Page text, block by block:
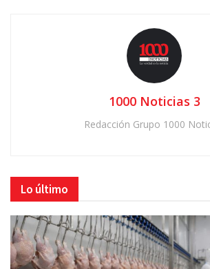
1000 Noticias 3
Redacción Grupo 1000
Lo último